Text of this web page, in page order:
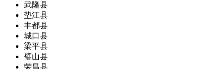
武隆县
垫江县
丰都县
城口县
梁平县
璧山县
荣昌县